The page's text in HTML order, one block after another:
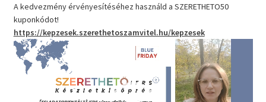
A kedvezmény érvényesítéséhez használd a SZERETHETO50
kuponkódot!
https://kepzesek.szerethetoszamvitel.hu/kepzesek
Videólejátszó